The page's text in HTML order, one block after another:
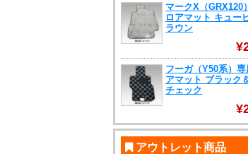
マークX（GRX120
ロアマット キュー
ラウン
フーガ（Y50系）専
アマット ブラック
チェック
アウトレット商品